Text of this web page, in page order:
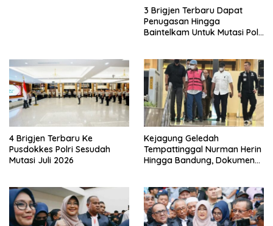
3 Brigjen Terbaru Dapat
Penugasan Hingga
Baintelkam Untuk Mutasi Polri
4 Brigjen Terbaru Ke
Pusdokkes Polri Sesudah
Mutasi Juli 2026
Kejagung Geledah
Tempattinggal Nurman Herin
Hingga Bandung, Dokumen